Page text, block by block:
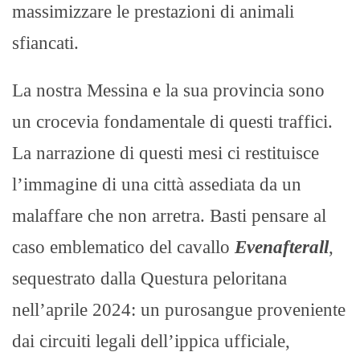
massimizzare le prestazioni di animali
sfiancati.
La nostra Messina e la sua provincia sono
un crocevia fondamentale di questi traffici.
La narrazione di questi mesi ci restituisce
l’immagine di una città assediata da un
malaffare che non arretra. Basti pensare al
caso emblematico del cavallo Evenafterall,
sequestrato dalla Questura peloritana
nell’aprile 2024: un purosangue proveniente
dai circuiti legali dell’ippica ufficiale,